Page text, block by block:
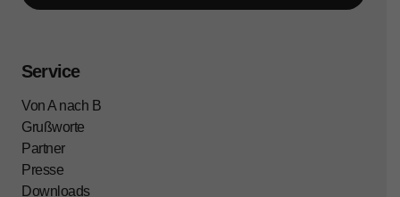
Service
Von A nach B
Grußworte
Partner
Presse
Downloads